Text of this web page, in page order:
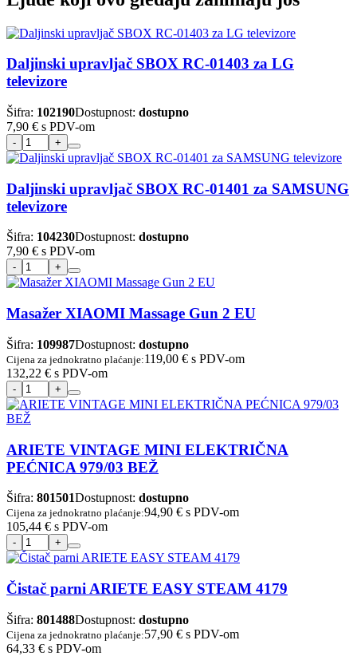
Daljinski upravljač SBOX RC-01403 za LG
televizore
Šifra: 102190Dostupnost: dostupno
7,90 € s PDV-om
Daljinski upravljač SBOX RC-01401 za SAMSUNG
televizore
Šifra: 104230Dostupnost: dostupno
7,90 € s PDV-om
Masažer XIAOMI Massage Gun 2 EU
Šifra: 109987Dostupnost: dostupno
Cijena za jednokratno plaćanje:119,00 € s PDV-om
132,22 € s PDV-om
ARIETE VINTAGE MINI ELEKTRIČNA
PEĆNICA 979/03 BEŽ
Šifra: 801501Dostupnost: dostupno
Cijena za jednokratno plaćanje:94,90 € s PDV-om
105,44 € s PDV-om
Čistač parni ARIETE EASY STEAM 4179
Šifra: 801488Dostupnost: dostupno
Cijena za jednokratno plaćanje:57,90 € s PDV-om
64,33 € s PDV-om